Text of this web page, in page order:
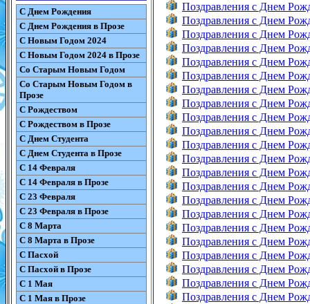
С Днем Рождения
С Днем Рождения в Прозе
С Новым Годом 2024
С Новым Годом 2024 в Прозе
Со Старым Новым Годом
Со Старым Новым Годом в
Прозе
С Рождеством
С Рождеством в Прозе
С Днем Студента
С Днем Студента в Прозе
С 14 Февраля
С 14 Февраля в Прозе
С 23 Февраля
С 23 Февраля в Прозе
С 8 Марта
С 8 Марта в Прозе
С Пасхой
С Пасхой в Прозе
С 1 Мая
С 1 Мая в Прозе
Поздравления с Днем
Поздравления с Днем
Поздравления с Днем
Поздравления с Днем
Поздравления с Днем
Поздравления с Днем
Поздравления с Днем
Поздравления с Днем
Поздравления с Днем
Поздравления с Днем
Поздравления с Днем
Поздравления с Днем
Поздравления с Днем
Поздравления с Днем
Поздравления с Днем
Поздравления с Днем
Поздравления с Днем
Поздравления с Днем
Поздравления с Днем
Поздравления с Днем
Поздравления с Днем
Поздравления с Днем